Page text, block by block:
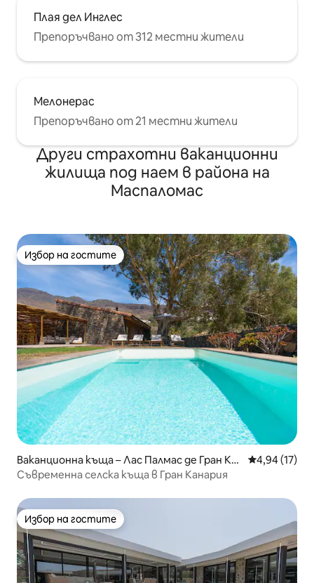
Плая дел Инглес
Препоръчвано от 312 местни жители
Мелонерас
Препоръчвано от 21 местни жители
Други страхотни ваканционни
жилища под наем в района на
Маспаломас
Избор на гостите
Избор на гостите
Ваканционна къща – Лас Палмас де Гран Ка
нария
Средна
4,94 (17)
Съвременна селска къща в Гран Канария
Избор на гостите
Избор на гостите